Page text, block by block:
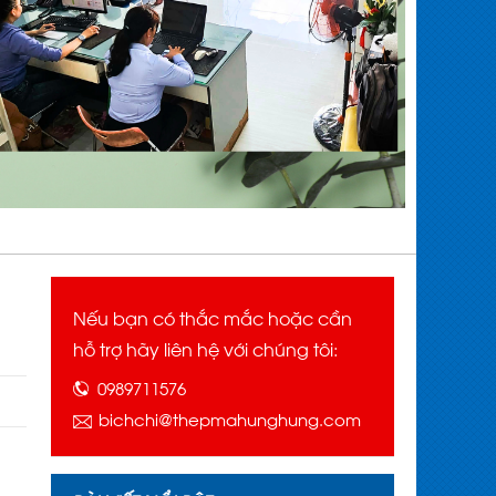
Nếu bạn có thắc mắc hoặc cần
hỗ trợ hãy liên hệ với chúng tôi:
0989711576
bichchi@thepmahunghung.com